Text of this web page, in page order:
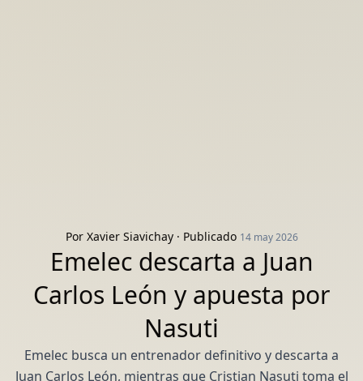
Por Xavier Siavichay· Publicado 14 may 2026
Emelec descarta a Juan
Carlos León y apuesta por
Nasuti
Emelec busca un entrenador definitivo y descarta a
Juan Carlos León, mientras que Cristian Nasuti toma el